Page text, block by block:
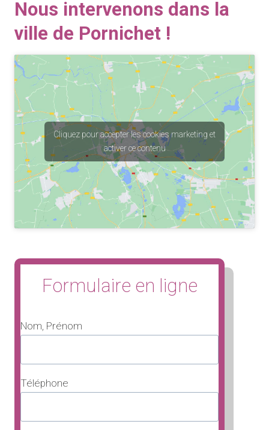
Nous intervenons dans la
ville de Pornichet !
Cliquez pour accepter les cookies marketing et
activer ce contenu
Formulaire en ligne
Nom, Prénom
Téléphone